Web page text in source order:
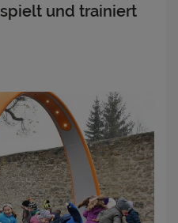
und trainiert